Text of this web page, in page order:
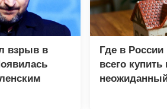
взрыв в
Где в
всего купить